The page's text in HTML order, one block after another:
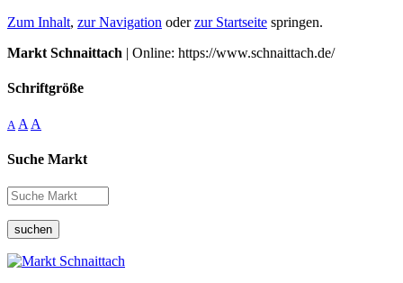
Zum Inhalt, zur Navigation oderzur Startseite springen.
Markt Schnaittach | Online: https://www.schnaittach.de/
Schriftgröße
A A A
Suche Markt
suchen